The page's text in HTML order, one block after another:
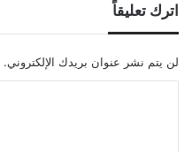
اترك تعليقاً
لن يتم نشر عنوان بريدك الإلكتروني.